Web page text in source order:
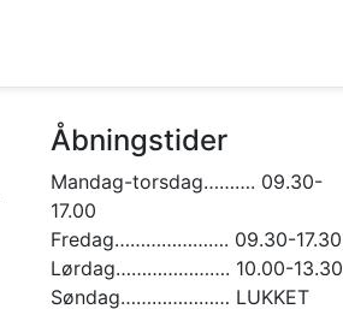
Åbningstider
Mandag-torsdag………. 09.30-
17.00
Fredag…………………. 09.30-17.30
Lørdag…………………. 10.00-13.30
Søndag………………… LUKKET